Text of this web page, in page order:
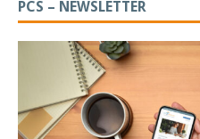
PCS – NEWSLETTER